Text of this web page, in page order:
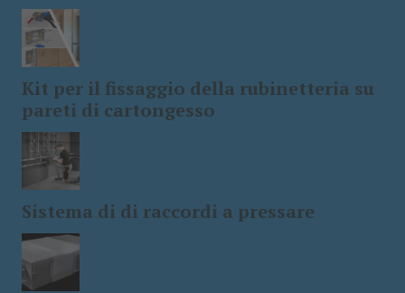
Kit per il fissaggio della rubinetteria su
pareti di cartongesso
Sistema di di raccordi a pressare